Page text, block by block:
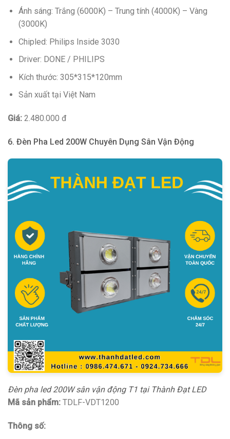
Ánh sáng: Trắng (6000K) – Trung tính (4000K) – Vàng
(3000K)
Chipled: Philips Inside 3030
Driver: DONE / PHILIPS
Kích thước: 305*315*120mm
Sản xuất tại Việt Nam
Giá: 2.480.000 đ
6. Đèn Pha Led 200W Chuyên Dụng Sân Vận Động
Đèn pha led 200W sân vận động T1 tại Thành Đạt LED
Mã sản phẩm: TDLF-VDT1200
Thông số: